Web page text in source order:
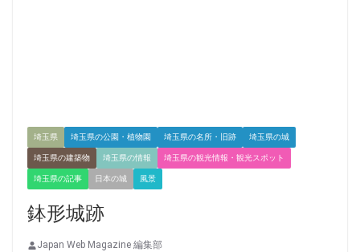
埼玉県 埼玉県の公園・植物園 埼玉県の名所・旧跡 埼玉県の城
埼玉県の建築物 埼玉県の情報 埼玉県の観光情報・観光スポット
埼玉県の記事 日本の城 風景
鉢形城跡
Japan Web Magazine 編集部